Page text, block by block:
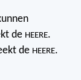
de HEERE.
de HEERE.